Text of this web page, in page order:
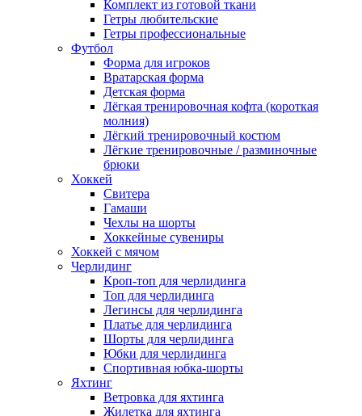
Комплект из готовой ткани
Гетры любительские
Гетры профессиональные
Футбол
Форма для игроков
Вратарская форма
Детская форма
Лёгкая тренировочная кофта (короткая
молния)
Лёгкий тренировочный костюм
Лёгкие тренировочные / разминочные
брюки
Хоккей
Свитера
Гамаши
Чехлы на шорты
Хоккейные сувениры
Хоккей с мячом
Черлидинг
Кроп-топ для черлидинга
Топ для черлидинга
Легинсы для черлидинга
Платье для черлидинга
Шорты для черлидинга
Юбки для черлидинга
Спортивная юбка-шорты
Яхтинг
Ветровка для яхтинга
Жилетка для яхтинга